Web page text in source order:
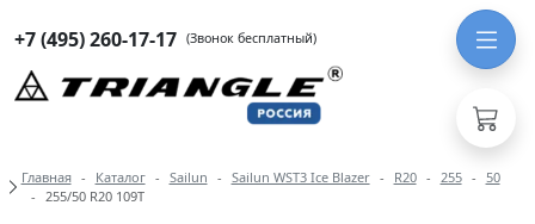
+7 (495) 260-17-17 (Звонок бесплатный)
Навигация по разделам модели
Главная Каталог Sailun Sailun WST3 Ice Blazer R20 255
50
255/50 R20 109T